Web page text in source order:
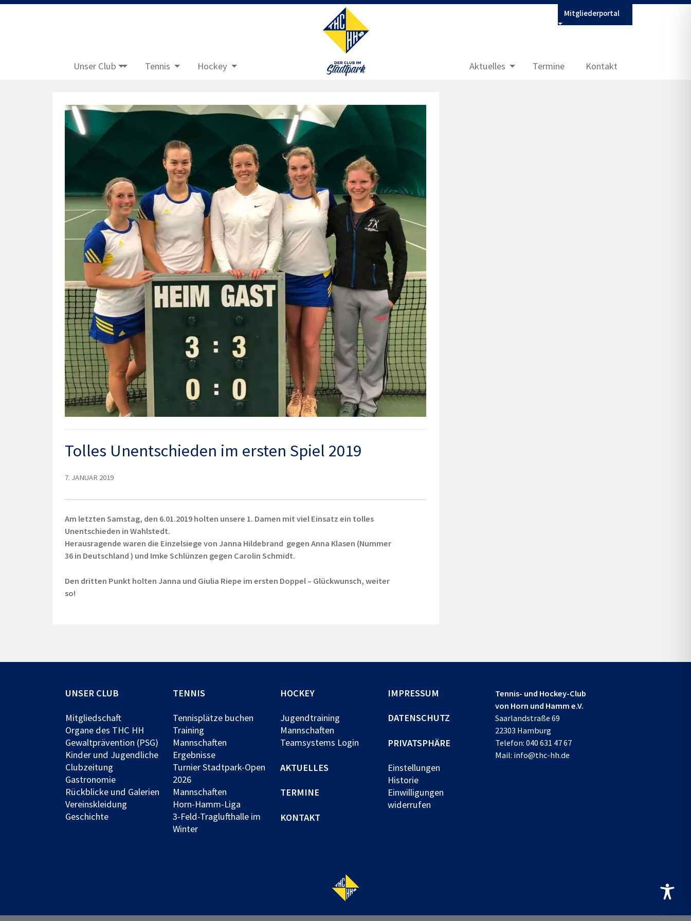
Unser Club Tennis Hockey
Mitgliederportal
Aktuelles Termine Kontakt
Tolles Unentschieden im ersten Spiel 2019
7. JANUAR 2019
Am letzten Samstag, den 6.01.2019 holten unsere 1. Damen mit viel Einsatz ein tolles
Unentschieden in Wahlstedt.
Herausragende waren die Einzelsiege von Janna Hildebrand gegen Anna Klasen (Nummer
36 in Deutschland ) und Imke Schlünzen gegen Carolin Schmidt.
Den dritten Punkt holten Janna und Giulia Riepe im ersten Doppel – Glückwunsch, weiter
so!
UNSER CLUB
Mitgliedschaft
Organe des THC HH
Gewaltprävention (PSG)
Kinder und Jugendliche
Clubzeitung
Gastronomie
Rückblicke und Galerien
Vereinskleidung
Geschichte
TENNIS
Tennisplätze buchen
Training
Mannschaften
Ergebnisse
Turnier Stadtpark-Open
2026
Mannschaften
Horn-Hamm-Liga
3-Feld-Traglufthalle im
Winter
HOCKEY
Jugendtraining
Mannschaften
Teamsystems Login
AKTUELLES
TERMINE
KONTAKT
IMPRESSUM
DATENSCHUTZ
PRIVATSPHÄRE
Einstellungen
Historie
Einwilligungen
widerrufen
Tennis- und Hockey-Club
von Horn und Hamm e.V.
Saarlandstraße 69
22303 Hamburg
Telefon:040 631 47 67
Mail: info@thc-hh.de